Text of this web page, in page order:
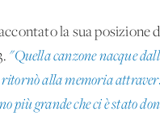
la sua posizione
"Quella canzone nacque
alla memoria
più grande che ci è stato